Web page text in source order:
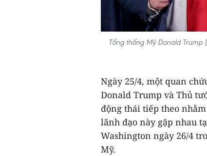
Tổng thống Mỹ Donald
Ngày 25/4, một quan
Donald Trump và Thủ
động thái tiếp theo
lãnh đạo này gặp nhau
Washington ngày 26/4
Mỹ.